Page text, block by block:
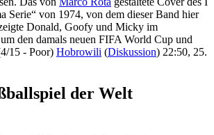
Serie“ von 1974, von dem dieser Band hier
Donald, Goofy und Micky im
den damals neuen FIFA World Cup und
15 - Poor) Hobrowili (Diskussion) 22:50, 25.
der Welt